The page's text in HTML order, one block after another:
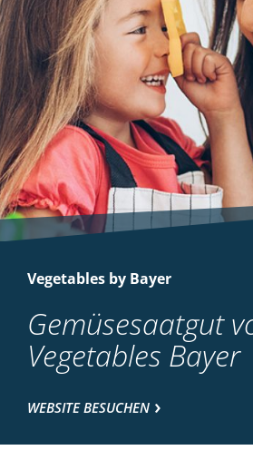
Vegetables by Bayer
Gemüsesaatgut
Vegetables Bayer
WEBSITE BESUCHEN